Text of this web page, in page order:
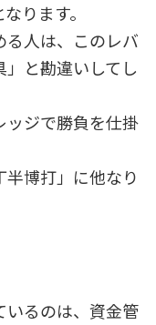
ります。
る人は、このレバ
と勘違いしてし
ッジで勝負を仕掛
博打」に他なり
いるのは、資金管